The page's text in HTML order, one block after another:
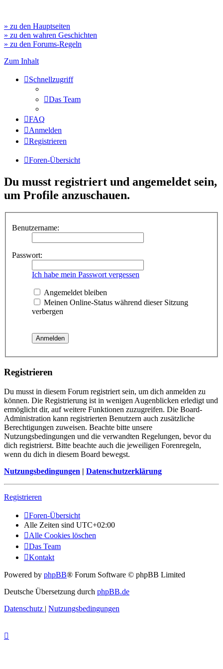
» zu den Hauptseiten
» zu den wahren Geschichten
» zu den Forums-Regeln
Zum Inhalt
Schnellzugriff
Das Team
FAQ
Anmelden
Registrieren
Foren-Übersicht
Du musst registriert und angemeldet sein,
um Profile anzuschauen.
Benutzername:
Passwort:
Ich habe mein Passwort vergessen
Angemeldet bleiben
Meinen Online-Status während dieser Sitzung
verbergen
Registrieren
Du musst in diesem Forum registriert sein, um dich anmelden zu
können. Die Registrierung ist in wenigen Augenblicken erledigt und
ermöglicht dir, auf weitere Funktionen zuzugreifen. Die Board-
Administration kann registrierten Benutzern auch zusätzliche
Berechtigungen zuweisen. Beachte bitte unsere
Nutzungsbedingungen und die verwandten Regelungen, bevor du
dich registrierst. Bitte beachte auch die jeweiligen Forenregeln,
wenn du dich in diesem Board bewegst.
Nutzungsbedingungen | Datenschutzerklärung
Registrieren
Foren-Übersicht
Alle Zeiten sind UTC+02:00
Alle Cookies löschen
Das Team
Kontakt
Powered by phpBB® Forum Software © phpBB Limited
Deutsche Übersetzung durch phpBB.de
Datenschutz | Nutzungsbedingungen